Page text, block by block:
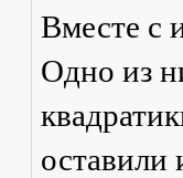
Вместе с
Одно из
оставили